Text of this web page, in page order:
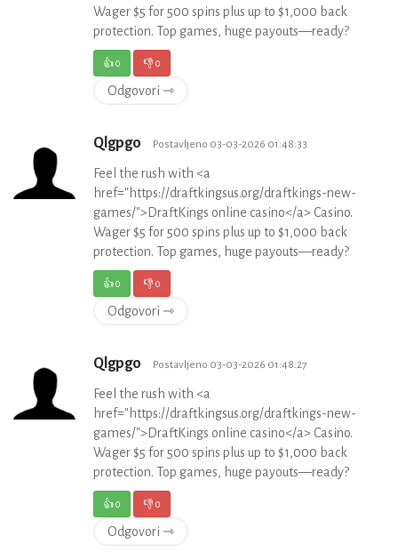
Wager $5 for 500 spins plus up to $1,000 back
protection. Top games, huge payouts—ready?
👍0 👎0
Odgovori ⇾
Qlgpgo Postavljeno 03-03-2026 01:48:33
Feel the rush with <a
href="https://draftkingsus.org/draftkings-new-
games/">DraftKings online casino</a> Casino.
Wager $5 for 500 spins plus up to $1,000 back
protection. Top games, huge payouts—ready?
👍0 👎0
Odgovori ⇾
Qlgpgo Postavljeno 03-03-2026 01:48:27
Feel the rush with <a
href="https://draftkingsus.org/draftkings-new-
games/">DraftKings online casino</a> Casino.
Wager $5 for 500 spins plus up to $1,000 back
protection. Top games, huge payouts—ready?
👍0 👎0
Odgovori ⇾